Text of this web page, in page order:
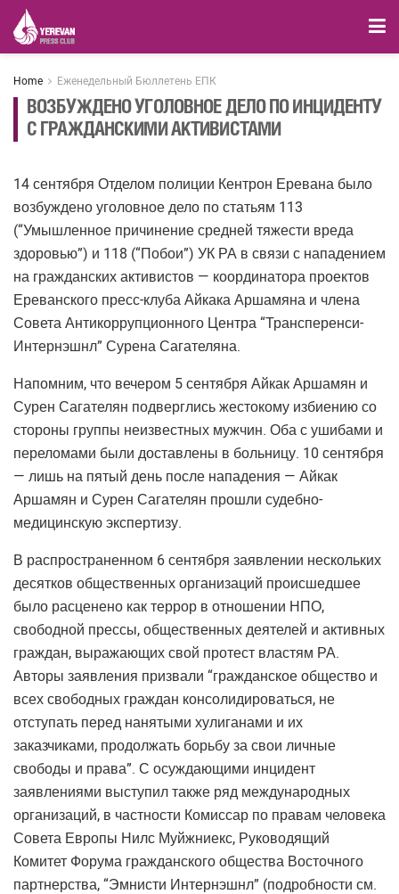
Home Еженедельный Бюллетень ЕПК
ВОЗБУЖДЕНО УГОЛОВНОЕ ДЕЛО ПО ИНЦИДЕНТУ
С ГРАЖДАНСКИМИ АКТИВИСТАМИ
14 сентября Отделом полиции Кентрон Еревана было
возбуждено уголовное дело по статьям 113
(“Умышленное причинение средней тяжести вреда
здоровью”) и 118 (“Побои”) УК РА в связи с нападением
на гражданских активистов — координатора проектов
Ереванского пресс-клуба Айкака Аршамяна и члена
Совета Антикоррупционного Центра “Трансперенси-
Интернэшнл” Сурена Сагателяна.
Напомним, что вечером 5 сентября Айкак Аршамян и
Сурен Сагателян подверглись жестокому избиению со
стороны группы неизвестных мужчин. Оба с ушибами и
переломами были доставлены в больницу. 10 сентября
— лишь на пятый день после нападения — Айкак
Аршамян и Сурен Сагателян прошли судебно-
медицинскую экспертизу.
В распространенном 6 сентября заявлении нескольких
десятков общественных организаций происшедшее
было расценено как террор в отношении НПО,
свободной прессы, общественных деятелей и активных
граждан, выражающих свой протест властям РА.
Авторы заявления призвали “гражданское общество и
всех свободных граждан консолидироваться, не
отступать перед нанятыми хулиганами и их
заказчиками, продолжать борьбу за свои личные
свободы и права”. С осуждающими инцидент
заявлениями выступил также ряд международных
организаций, в частности Комиссар по правам человека
Совета Европы Нилс Муйжниекс, Руководящий
Комитет Форума гражданского общества Восточного
партнерства, “Эмнисти Интернэшнл” (подробности см.